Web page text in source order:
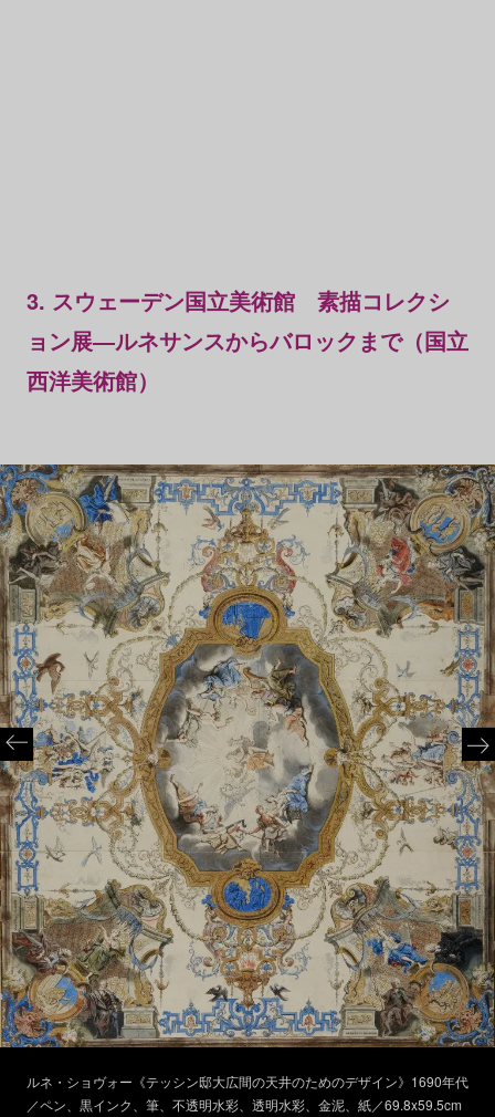
3. スウェーデン国立美術館 素描コレクシ
ョン展―ルネサンスからバロックまで（国立
西洋美術館）
ルネ・ショヴォー《テッシン邸大広間の天井のためのデザイン》1690年代
／ペン、黒インク、筆、不透明水彩、透明水彩、金泥、紙／69.8x59.5cm